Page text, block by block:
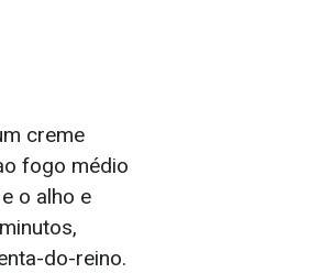
creme
fogo médio
o alho e
do-reino.